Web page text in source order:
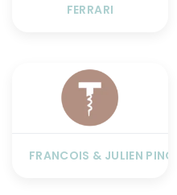
FERRARI
FRANCOIS & JULIEN PINON